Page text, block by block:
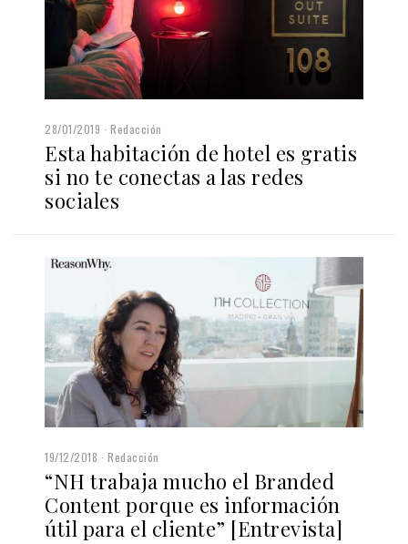
28/01/2019 Redacción
Esta habitación de hotel es gratis
si no te conectas a las redes
sociales
19/12/2018 Redacción
“NH trabaja mucho el Branded
Content porque es información
útil para el cliente” [Entrevista]